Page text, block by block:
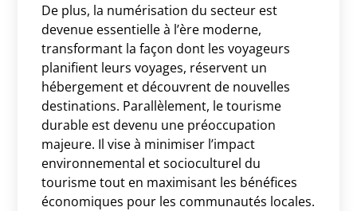
De plus, la numérisation du secteur est
devenue essentielle à l’ère moderne,
transformant la façon dont les voyageurs
planifient leurs voyages, réservent un
hébergement et découvrent de nouvelles
destinations. Parallèlement, le tourisme
durable est devenu une préoccupation
majeure. Il vise à minimiser l’impact
environnemental et socioculturel du
tourisme tout en maximisant les bénéfices
économiques pour les communautés locales.